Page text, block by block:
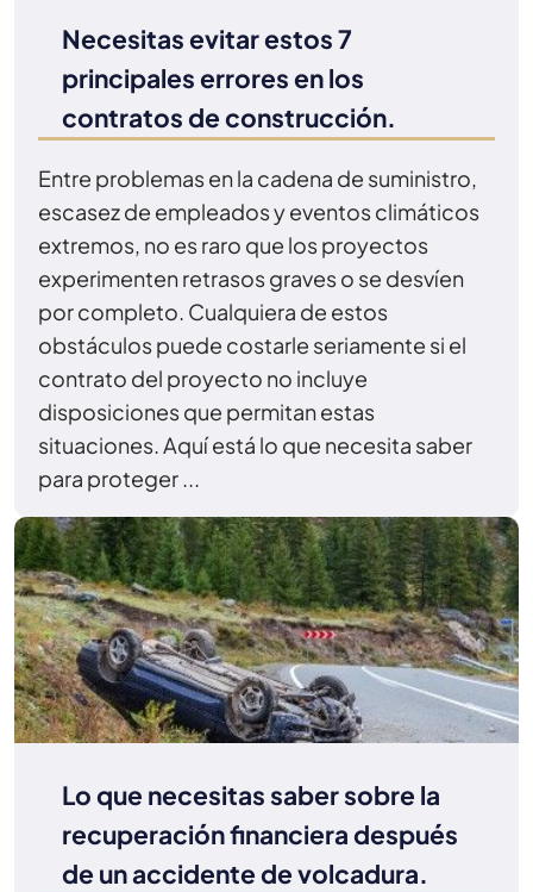
Necesitas evitar estos 7
principales errores en los
contratos de construcción.
Entre problemas en la cadena de suministro,
escasez de empleados y eventos climáticos
extremos, no es raro que los proyectos
experimenten retrasos graves o se desvíen
por completo. Cualquiera de estos
obstáculos puede costarle seriamente si el
contrato del proyecto no incluye
disposiciones que permitan estas
situaciones. Aquí está lo que necesita saber
para proteger ...
Lo que necesitas saber sobre la
recuperación financiera después
de un accidente de volcadura.